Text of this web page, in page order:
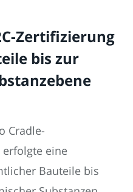
Zertifizierung
bis zur
Cradle-
eine
Bauteile bis